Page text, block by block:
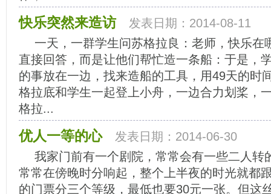
快乐突然来造访
发表日期：2014-08-11
一天，一群学生问苏格拉良：老师，快乐在
直接回答，而是让他们帮忙造一条船：于是，
的事放在一边，找来造船的工具，用49天的时
格拉底和学生一起登上小舟，一边合力划桨，
格拉...
优人一等的心
发表日期：2014-06-30
我家门前有一个剧院，常常会有一些二人转
常常在傍晚时分响起，整个上半夜的时光就都
的门票分三个等级，最低也要30元一张。但这